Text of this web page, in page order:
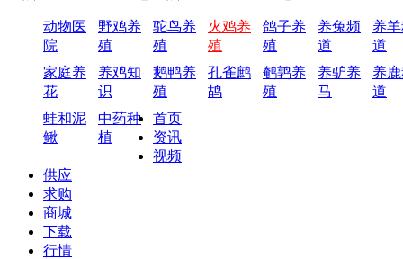
动物医
院
野鸡养
殖
驼鸟养
殖
火鸡养
殖
鸽子养
殖
养兔频
道
养
道
家庭养
花
养鸡知
识
鹅鸭养
殖
孔雀鹧
鸪
鹌鹑养
殖
养驴养
马
养
道
蛙和泥
鳅
中药种
植
首页
资讯
视频
供应
求购
商城
下载
行情